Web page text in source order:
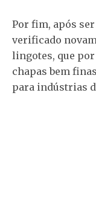
Por fim, após
verificado
lingotes, que
chapas bem
para indústrias